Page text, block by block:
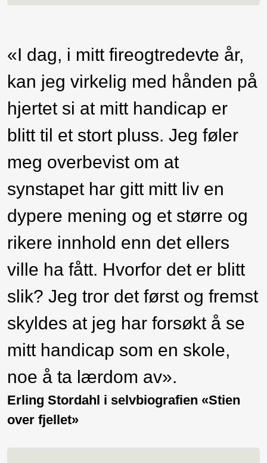
«I dag, i mitt fireogtredevte år,
kan jeg virkelig med hånden på
hjertet si at mitt handicap er
blitt til et stort pluss. Jeg føler
meg overbevist om at
synstapet har gitt mitt liv en
dypere mening og et større og
rikere innhold enn det ellers
ville ha fått. Hvorfor det er blitt
slik? Jeg tror det først og fremst
skyldes at jeg har forsøkt å se
mitt handicap som en skole,
noe å ta lærdom av».
Erling Stordahl i selvbiografien «Stien
over fjellet»